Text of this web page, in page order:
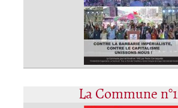
La Commune